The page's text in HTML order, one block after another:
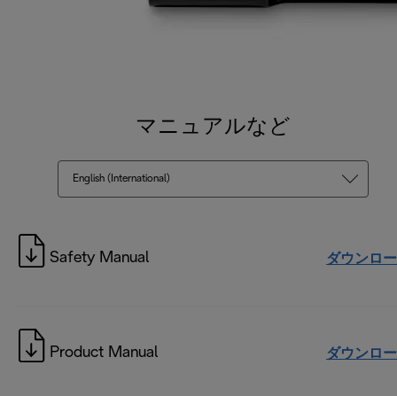
マニュアルなど
English (International)
Safety Manual ダウンロ
Product Manual ダウンロ